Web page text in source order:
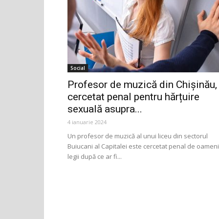
Social
Profesor de muzică din Chișinău,
cercetat penal pentru hărțuire
sexuală asupra...
4 ianuarie 2024
Un profesor de muzică al unui liceu din sectorul
Buiucani al Capitalei este cercetat penal de
legii după ce ar fi...